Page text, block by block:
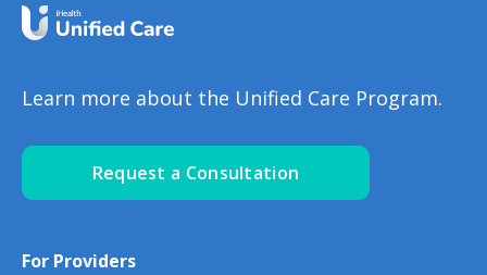
Learn more about the Unified Care Program.
Request a Consultation
For Providers